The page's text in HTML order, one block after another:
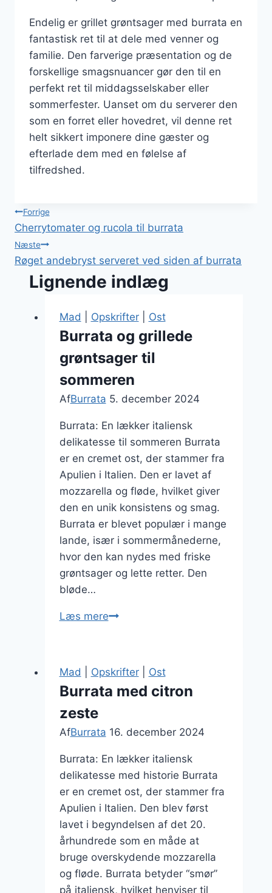
Endelig er grillet grøntsager med burrata en
fantastisk ret til at dele med venner og
familie. Den farverige præsentation og de
forskellige smagsnuancer gør den til en
perfekt ret til middagsselskaber eller
sommerfester. Uanset om du serverer den
som en forret eller hovedret, vil denne ret
helt sikkert imponere dine gæster og
efterlade dem med en følelse af
tilfredshed.
Indlægsnavigation
Forrige
Cherrytomater og rucola til burrata
Næste
Røget andebryst serveret ved siden af burrata
Lignende indlæg
Mad Opskrifter| Ost
Burrata og grillede
grøntsager til
sommeren
AfBurrata 5. december 2024
Burrata: En lækker italiensk
delikatesse til sommeren Burrata
er en cremet ost, der stammer fra
Apulien i Italien. Den er lavet af
mozzarella og fløde, hvilket giver
den en unik konsistens og smag.
Burrata er blevet populær i mange
lande, især i sommermånederne,
hvor den kan nydes med friske
grøntsager og lette retter. Den
bløde…
Læs mereBurrata
grøntsager
til
sommeren
Mad Opskrifter| Ost
Burrata med citron
zeste
AfBurrata 16. december 2024
Burrata: En lækker italiensk
delikatesse med historie Burrata
er en cremet ost, der stammer fra
Apulien i Italien. Den blev først
lavet i begyndelsen af det 20.
århundrede som en måde at
bruge overskydende mozzarella
og fløde. Burrata betyder “smør”
på italiensk, hvilket henviser til